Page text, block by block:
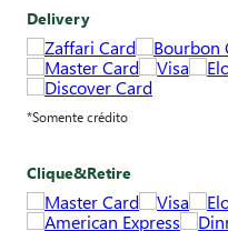
Delivery
*Somente crédito
Clique&Retire